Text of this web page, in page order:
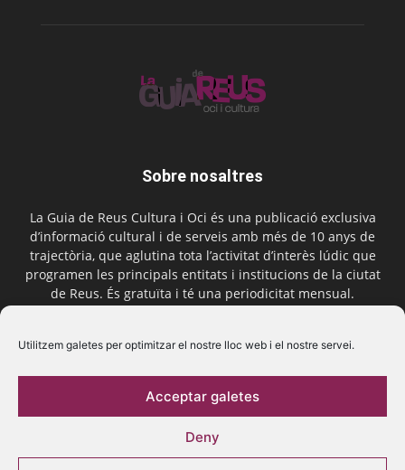
Utilitzem galetes per optimitzar el nostre lloc web i el nostre servei.
Acceptar galetes
Deny
Sobre nosaltres
La Guia de Reus Cultura i Oci és una publicació exclusiva
d’informació cultural i de serveis amb més de 10 anys de
trajectòria, que aglutina tota l’activitat d’interès lúdic que
programen les principals entitats i institucions de la ciutat
de Reus. És gratuïta i té una periodicitat mensual.
Segueix-nos